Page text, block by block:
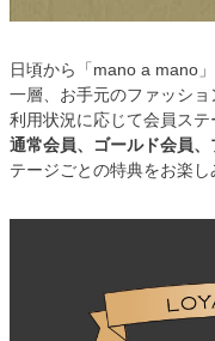
日頃から「mano a mano
一層、お手元のファッシ
利用状況に応じて会員ステ
通常会員、ゴールド会員
テージごとの特典をお楽し